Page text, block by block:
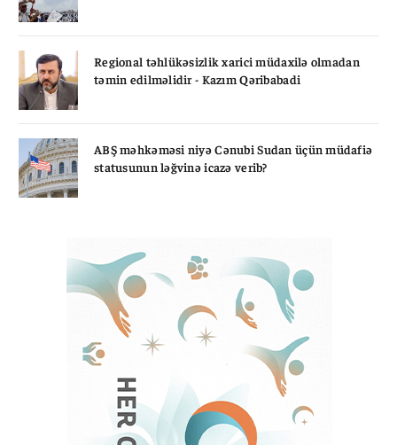
Regional təhlükəsizlik xarici müdaxilə olmadan
təmin edilməlidir - Kazım Qəribabadi
ABŞ məhkəməsi niyə Cənubi Sudan üçün müdafiə
statusunun ləğvinə icazə verib?